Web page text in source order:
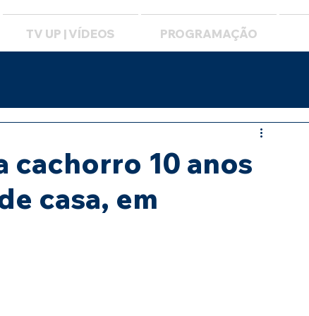
TV UP | VÍDEOS PROGRAMAÇÃO
cachorro 10 anos
casa, em